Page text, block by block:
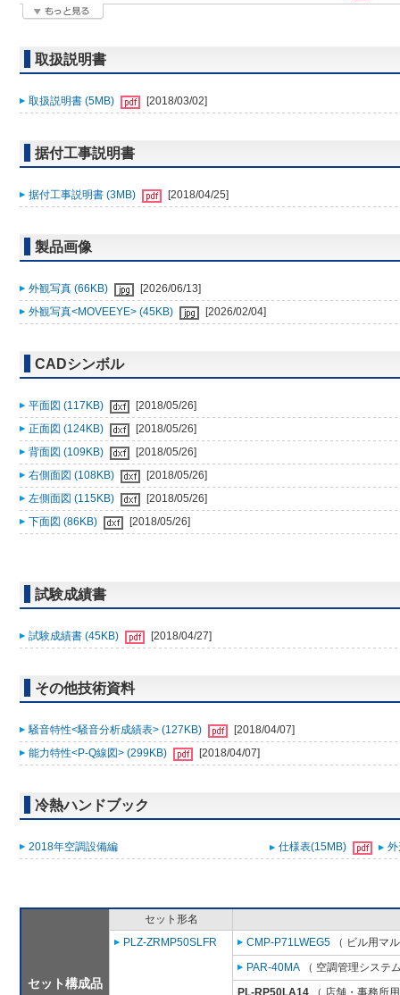
取扱説明書
取扱説明書 (5MB) [2018/03/02]
据付工事説明書
据付工事説明書 (3MB) [2018/04/25]
製品画像
外観写真 (66KB)
[2026/06/13]
外観写真<MOVEEYE> (45KB)
[2026/02/04]
CADシンボル
平面図 (117KB)
[2018/05/26]
正面図 (124KB)
[2018/05/26]
背面図 (109KB)
[2018/05/26]
右側面図 (108KB)
[2018/05/26]
左側面図 (115KB)
[2018/05/26]
下面図 (86KB)
[2018/05/26]
試験成績書
試験成績書 (45KB) [2018/04/27]
その他技術資料
騒音特性<騒音分析成績表> (127KB)
[2018/04/07]
能力特性<P-Q線図> (299KB)
[2018/04/07]
冷熱ハンドブック
2018年空調設備編 仕様表(15MB)
セット構成品
セット形名
PLZ-ZRMP50SLFR
CMP-P71LWEG5 （ ビル用マ
PAR-40MA （ 空調管理システ